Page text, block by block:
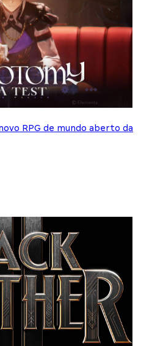
RPG de mundo aberto da